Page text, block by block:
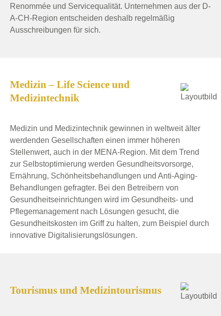
Renommée und Servicequalität. Unternehmen aus der D-
A-CH-Region entscheiden deshalb regelmäßig
Ausschreibungen für sich.
Medizin – Life Science und
Medizintechnik
Medizin und Medizintechnik gewinnen in weltweit älter
werdenden Gesellschaften einen immer höheren
Stellenwert, auch in der MENA-Region. Mit dem Trend
zur Selbstoptimierung werden Gesundheitsvorsorge,
Ernährung, Schönheitsbehandlungen und Anti-Aging-
Behandlungen gefragter. Bei den Betreibern von
Gesundheitseinrichtungen wird im Gesundheits- und
Pflegemanagement nach Lösungen gesucht, die
Gesundheitskosten im Griff zu halten, zum Beispiel durch
innovative Digitalisierungslösungen.
Tourismus und Medizintourismus